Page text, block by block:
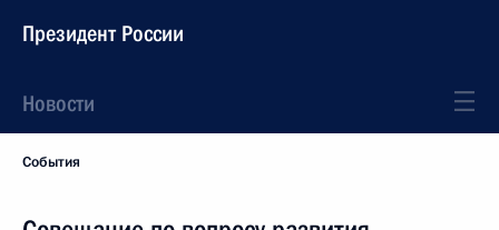
Президент России
Новости
События